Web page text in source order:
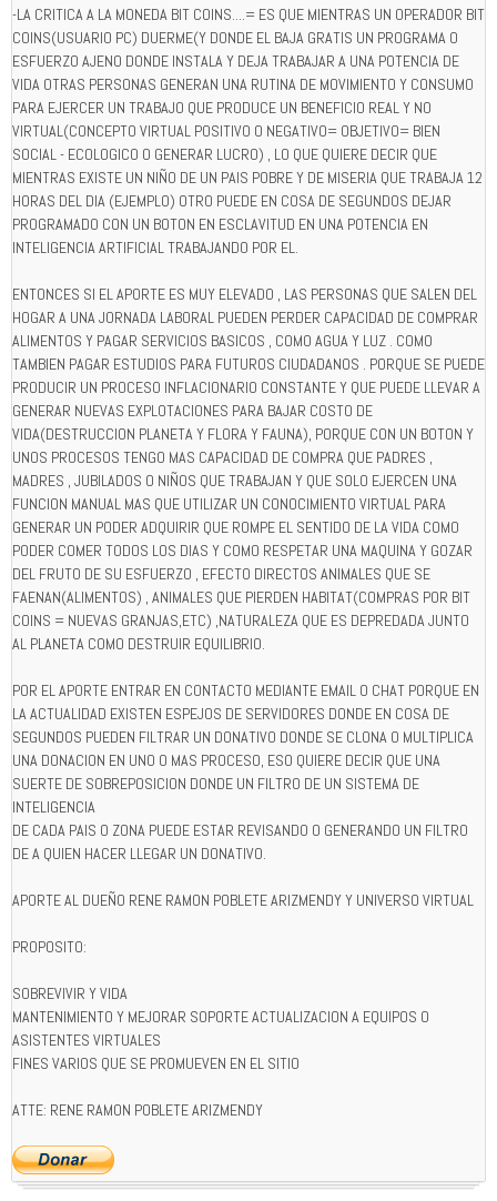
-LA CRITICA A LA MONEDA BIT COINS....= ES QUE MIENTRAS UN OPERADOR BIT
COINS(USUARIO PC) DUERME(Y DONDE EL BAJA GRATIS UN PROGRAMA O
ESFUERZO AJENO DONDE INSTALA Y DEJA TRABAJAR A UNA POTENCIA DE
VIDA OTRAS PERSONAS GENERAN UNA RUTINA DE MOVIMIENTO Y CONSUMO
PARA EJERCER UN TRABAJO QUE PRODUCE UN BENEFICIO REAL Y NO
VIRTUAL(CONCEPTO VIRTUAL POSITIVO O NEGATIVO= OBJETIVO= BIEN
SOCIAL - ECOLOGICO O GENERAR LUCRO) , LO QUE QUIERE DECIR QUE
MIENTRAS EXISTE UN NIÑO DE UN PAIS POBRE Y DE MISERIA QUE TRABAJA 12
HORAS DEL DIA (EJEMPLO) OTRO PUEDE EN COSA DE SEGUNDOS DEJAR
PROGRAMADO CON UN BOTON EN ESCLAVITUD EN UNA POTENCIA EN
INTELIGENCIA ARTIFICIAL TRABAJANDO POR EL.
ENTONCES SI EL APORTE ES MUY ELEVADO , LAS PERSONAS QUE SALEN DEL
HOGAR A UNA JORNADA LABORAL PUEDEN PERDER CAPACIDAD DE COMPRAR
ALIMENTOS Y PAGAR SERVICIOS BASICOS , COMO AGUA Y LUZ . COMO
TAMBIEN PAGAR ESTUDIOS PARA FUTUROS CIUDADANOS . PORQUE SE PUEDE
PRODUCIR UN PROCESO INFLACIONARIO CONSTANTE Y QUE PUEDE LLEVAR A
GENERAR NUEVAS EXPLOTACIONES PARA BAJAR COSTO DE
VIDA(DESTRUCCION PLANETA Y FLORA Y FAUNA), PORQUE CON UN BOTON Y
UNOS PROCESOS TENGO MAS CAPACIDAD DE COMPRA QUE PADRES ,
MADRES , JUBILADOS O NIÑOS QUE TRABAJAN Y QUE SOLO EJERCEN UNA
FUNCION MANUAL MAS QUE UTILIZAR UN CONOCIMIENTO VIRTUAL PARA
GENERAR UN PODER ADQUIRIR QUE ROMPE EL SENTIDO DE LA VIDA COMO
PODER COMER TODOS LOS DIAS Y COMO RESPETAR UNA MAQUINA Y GOZAR
DEL FRUTO DE SU ESFUERZO , EFECTO DIRECTOS ANIMALES QUE SE
FAENAN(ALIMENTOS) , ANIMALES QUE PIERDEN HABITAT(COMPRAS POR BIT
COINS = NUEVAS GRANJAS,ETC) ,NATURALEZA QUE ES DEPREDADA JUNTO
AL PLANETA COMO DESTRUIR EQUILIBRIO.
POR EL APORTE ENTRAR EN CONTACTO MEDIANTE EMAIL O CHAT PORQUE EN
LA ACTUALIDAD EXISTEN ESPEJOS DE SERVIDORES DONDE EN COSA DE
SEGUNDOS PUEDEN FILTRAR UN DONATIVO DONDE SE CLONA O MULTIPLICA
UNA DONACION EN UNO O MAS PROCESO, ESO QUIERE DECIR QUE UNA
SUERTE DE SOBREPOSICION DONDE UN FILTRO DE UN SISTEMA DE
INTELIGENCIA
DE CADA PAIS O ZONA PUEDE ESTAR REVISANDO O GENERANDO UN FILTRO
DE A QUIEN HACER LLEGAR UN DONATIVO.
APORTE AL DUEÑO RENE RAMON POBLETE ARIZMENDY Y UNIVERSO VIRTUAL
PROPOSITO:
SOBREVIVIR Y VIDA
MANTENIMIENTO Y MEJORAR SOPORTE ACTUALIZACION A EQUIPOS O
ASISTENTES VIRTUALES
FINES VARIOS QUE SE PROMUEVEN EN EL SITIO
ATTE: RENE RAMON POBLETE ARIZMENDY